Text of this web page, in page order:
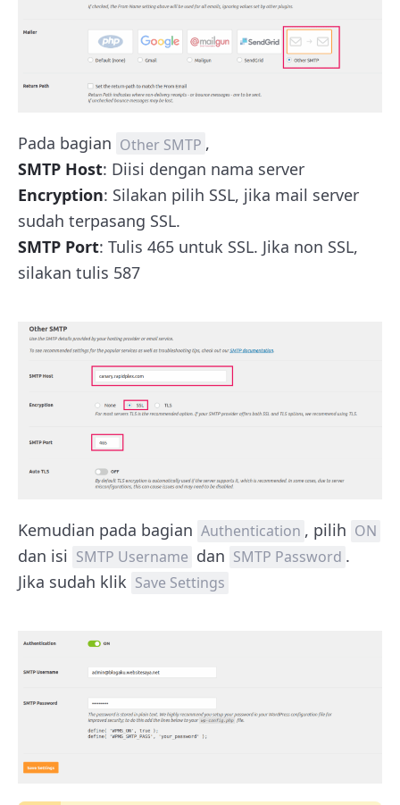
Pada bagian Other SMTP ,
SMTP Host: Diisi dengan nama server
Encryption: Silakan pilih SSL, jika mail server
sudah terpasang SSL.
SMTP Port: Tulis 465 untuk SSL. Jika non SSL,
silakan tulis 587
Kemudian pada bagian Authentication , pilih ON
dan isi SMTP Username dan SMTP Password .
Jika sudah klik Save Settings